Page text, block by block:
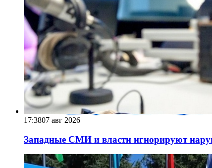
17:3807 авг 2026
Западные СМИ и власти игнорируют